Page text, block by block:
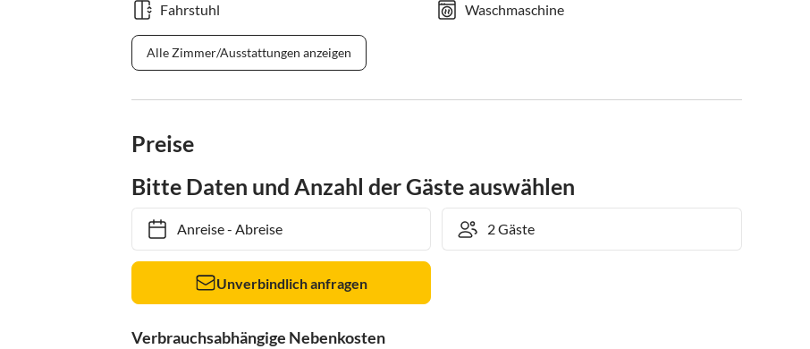
Fahrstuhl Waschmaschine
Alle Zimmer/Ausstattungen anzeigen
Preise
Bitte Daten und Anzahl der Gäste auswählen
Anreise- Abreise
Unverbindlich anfragen
Verbrauchsabhängige Nebenkosten